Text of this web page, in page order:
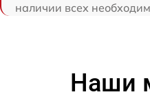
наличии всех
Наши